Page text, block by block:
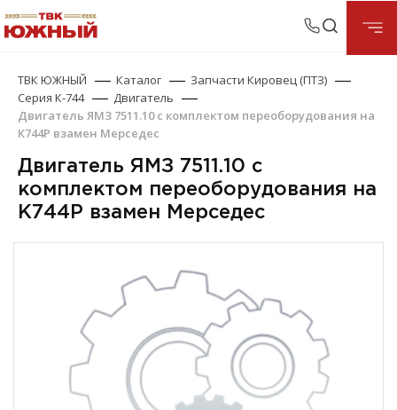
ТВК ЮЖНЫЙ Каталог
Запчасти Кировец (ПТЗ)
Серия К-744
Двигатель
Двигатель ЯМЗ 7511.10 с комплектом переоборудования на
К744Р взамен Мерседес
Двигатель ЯМЗ 7511.10 с
комплектом переоборудования на
К744Р взамен Мерседес